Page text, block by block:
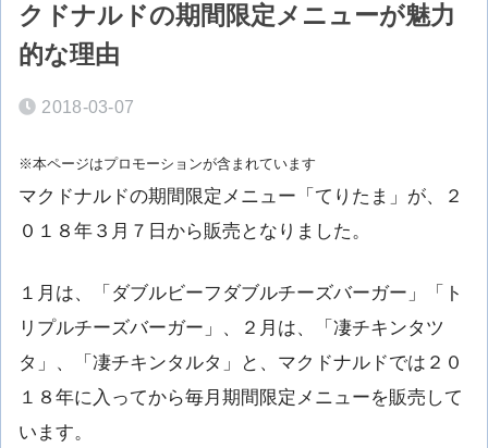
クドナルドの期間限定メニューが魅力
的な理由
2018-03-07
※本ページはプロモーションが含まれています
マクドナルドの期間限定メニュー「てりたま」が、２
０１８年３月７日から販売となりました。
１月は、「ダブルビーフダブルチーズバーガー」「ト
リプルチーズバーガー」、２月は、「凄チキンタツ
タ」、「凄チキンタルタ」と、マクドナルドでは２０
１８年に入ってから毎月期間限定メニューを販売して
います。